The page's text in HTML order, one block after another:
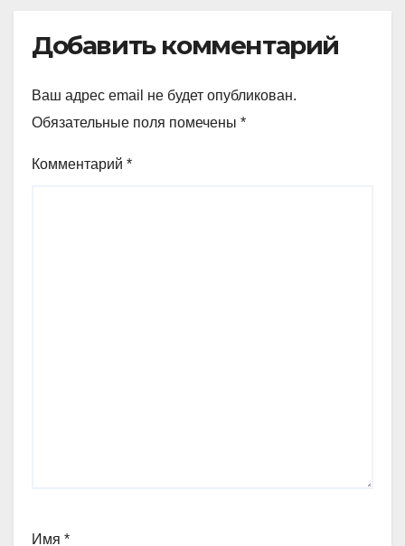
Добавить комментарий
Ваш адрес email не будет опубликован.
Обязательные поля помечены *
Комментарий *
Имя *